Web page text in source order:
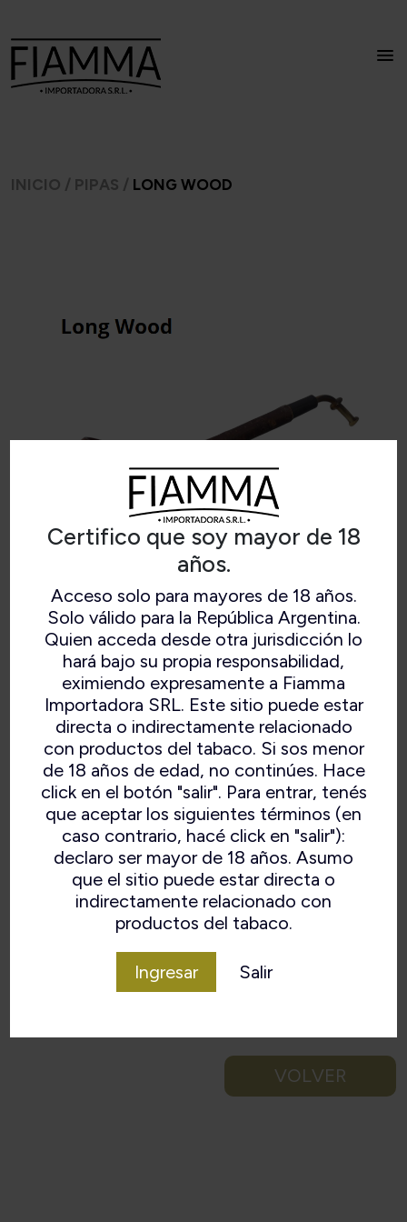
Certifico que soy mayor de 18
años.
Acceso solo para mayores de 18 años.
Solo válido para la República Argentina.
Quien acceda desde otra jurisdicción lo
hará bajo su propia responsabilidad,
eximiendo expresamente a Fiamma
Importadora SRL. Este sitio puede estar
directa o indirectamente relacionado
con productos del tabaco. Si sos menor
de 18 años de edad, no continúes. Hace
click en el botón "salir". Para entrar, tenés
que aceptar los siguientes términos (en
caso contrario, hacé click en "salir"):
declaro ser mayor de 18 años. Asumo
que el sitio puede estar directa o
indirectamente relacionado con
productos del tabaco.
Ingresar Salir
INICIO / PIPAS / LONG WOOD
LONG WOOD
VOLVER